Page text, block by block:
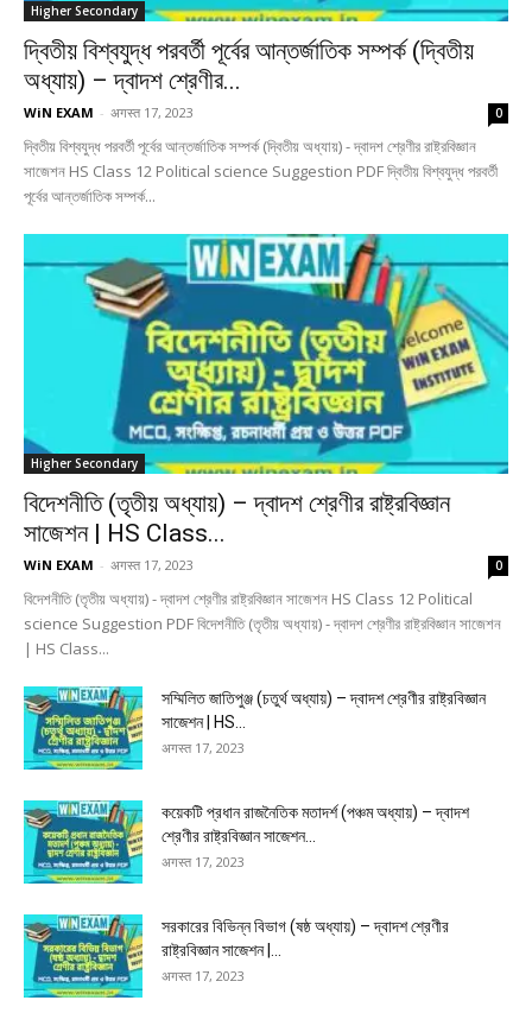
Higher Secondary
দ্বিতীয় বিশ্বযুদ্ধ পরবর্তী পূর্বের আন্তর্জাতিক সম্পর্ক (দ্বিতীয়
অধ্যায়) – দ্বাদশ শ্রেণীর...
WiN EXAM - अगस्त 17, 2023 0
দ্বিতীয় বিশ্বযুদ্ধ পরবর্তী পূর্বের আন্তর্জাতিক সম্পর্ক (দ্বিতীয় অধ্যায়) - দ্বাদশ শ্রেণীর রাষ্ট্রবিজ্ঞান
সাজেশন HS Class 12 Political science Suggestion PDF দ্বিতীয় বিশ্বযুদ্ধ পরবর্তী
পূর্বের আন্তর্জাতিক সম্পর্ক...
Higher Secondary
বিদেশনীতি (তৃতীয় অধ্যায়) – দ্বাদশ শ্রেণীর রাষ্ট্রবিজ্ঞান
সাজেশন | HS Class...
WiN EXAM - अगस्त 17, 2023 0
বিদেশনীতি (তৃতীয় অধ্যায়) - দ্বাদশ শ্রেণীর রাষ্ট্রবিজ্ঞান সাজেশন HS Class 12 Political
science Suggestion PDF বিদেশনীতি (তৃতীয় অধ্যায়) - দ্বাদশ শ্রেণীর রাষ্ট্রবিজ্ঞান সাজেশন
| HS Class...
সম্মিলিত জাতিপুঞ্জ (চতুর্থ অধ্যায়) – দ্বাদশ শ্রেণীর রাষ্ট্রবিজ্ঞান
সাজেশন | HS...
अगस्त 17, 2023
কয়েকটি প্রধান রাজনৈতিক মতাদর্শ (পঞ্চম অধ্যায়) – দ্বাদশ
শ্রেণীর রাষ্ট্রবিজ্ঞান সাজেশন...
अगस्त 17, 2023
সরকারের বিভিন্ন বিভাগ (ষষ্ঠ অধ্যায়) – দ্বাদশ শ্রেণীর
রাষ্ট্রবিজ্ঞান সাজেশন |...
अगस्त 17, 2023